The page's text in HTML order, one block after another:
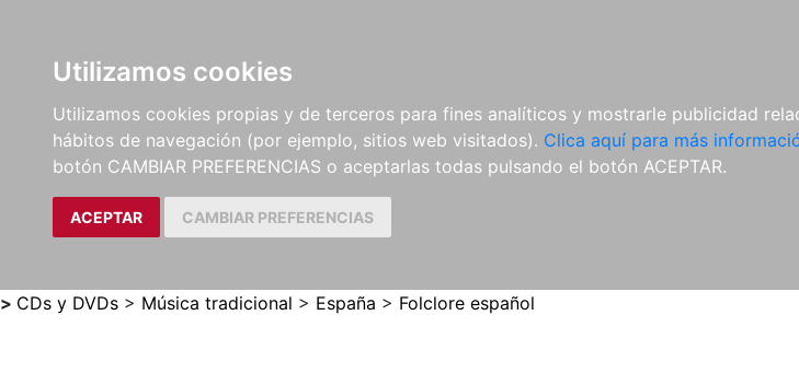
Utilizamos cookies
Utilizamos cookies propias y de terceros para fines analíticos y mostrarle publicidad
hábitos de navegación (por ejemplo, sitios web visitados). Clica aquí para más
botón CAMBIAR PREFERENCIAS o aceptarlas todas pulsando el botón ACEPTAR.
ACEPTAR CAMBIAR PREFERENCIAS
LIBROS
MÉTODOS Y
EJERCICIOS
PARTITURAS Y EDICIONES
CRÍTICAS
REVISTAS
CDS Y
DVDS
> CDs y DVDs > Música tradicional > España > Folclore español